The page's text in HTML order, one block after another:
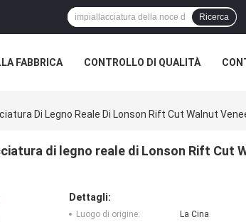
Ricerca
FABBRICA CONTROLLO DI QUALITÀ
Di Legno Reale Di Lonson Rift Cut Walnut
di legno reale di Lonson Rift Cut
Dettagli:
Luogo di origine:
La Cina